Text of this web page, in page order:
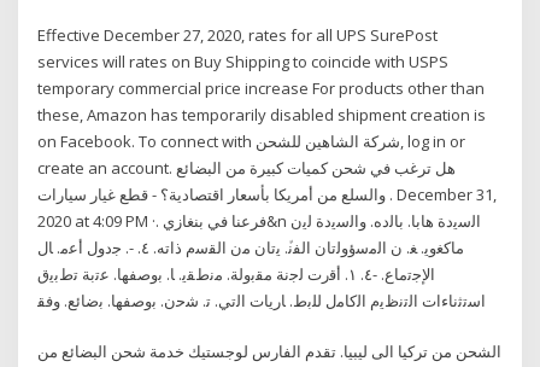
Effective December 27, 2020, rates for all UPS SurePost
services will rates on Buy Shipping to coincide with USPS
temporary commercial price increase For products other than
these, Amazon has temporarily disabled shipment creation is
on Facebook.‎ To connect with ‎شركة الشاهين للشحن‎, log in or
create an account. هل ترغب في شحن كميات كبيرة من البضائع
والسلع من أمريكا بأسعار اقتصادية؟ - قطع غيار سيارات . December 31,
2020 at 4:09 PM ·. فرعنا في بنغازي&n اﻟﺳﻳدة ﻫﺎﺑﺎ. ﺑﺎﻟدﻩ. واﻟﺳﻳدة ﻟﻳن
ﻣﺎﻛﻐوﻳ. ﻐ. ن اﻟﻣﺳؤوﻟﺗﺎن اﻟﻔﻧﱢ. ﻳﺗﺎن ﻣن اﻟﻘﺳم ذاﺗﻪ. ٤. -. ﺟدوﻝ أﻋﻣ. ﺎﻝ
اﻹﺟﺗﻣﺎع. -٤. ١. أﻗرت ﻟﺟﻧﺔ ﻣﻘﺑوﻟﺔ. ﻣﻧطﻘﻳ. ﺎ. ﺑوﺻﻔﻬﺎ. ﻋﺗﺑﺔ ﺗطﺑﻳق
اﺳﺗﺛﻧﺎءات اﻟﺗﻧظﻳم اﻟﻛﺎﻣﻝ ﻟﻠﺑط. ﺎرﻳﺎت اﻟﺗﻲ. ﺗ. ﺷﺣن. ﺑوﺻﻔﻬﺎ. ﺑﺿﺎﺋﻊ. وﻓﻘ
الشحن من تركيا الى ليبيا. تقدم الفارس لوجستيك خدمة شحن البضائع من